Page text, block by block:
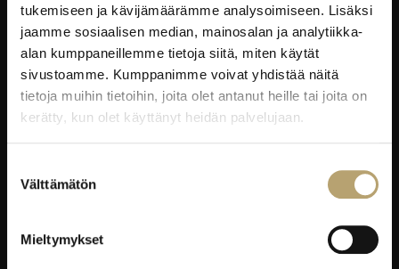
tukemiseen ja kävijämäärämme analysoimiseen. Lisäksi
jaamme sosiaalisen median, mainosalan ja analytiikka-
alan kumppaneillemme tietoja siitä, miten käytät
sivustoamme. Kumppanimme voivat yhdistää näitä
tietoja muihin tietoihin, joita olet antanut heille tai joita on
kerätty, kun olet käyttänyt heidän palvelujaan.
valinta
Välttämätön
Mieltymykset
eKampus
MyEdu
Ruokapaikka.fi
RAVINTOLAPALVELUT
Ruokalistat
Oiva-raportit